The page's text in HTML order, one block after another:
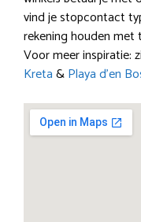
vind je stopcontact
rekening houden met
Voor meer inspiratie:
Kreta&Playa d’en